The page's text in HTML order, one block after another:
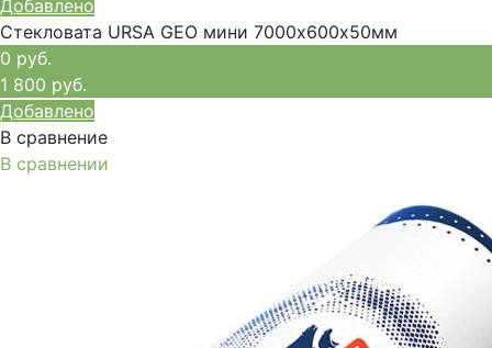
Добавлено
Стекловата URSA GEO мини 7000х600х50мм
0 руб.
1 800 руб.
Добавлено
В сравнение
В сравнении